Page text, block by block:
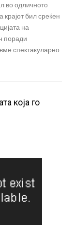
во одличното
бил среќен
на
поради
спектакуларно
која го